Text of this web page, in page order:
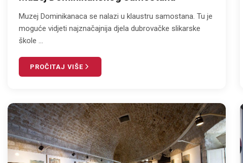
Muzej Dominikanaca se nalazi u klaustru samostana. Tu je
moguće vidjeti najznačajnija djela dubrovačke slikarske
škole ...
PROČITAJ VIŠE